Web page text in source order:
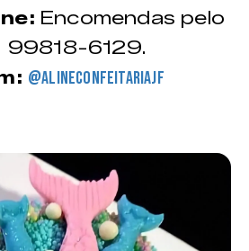
Encomendas pelo
99818-6129.
@alineconfeitariajf